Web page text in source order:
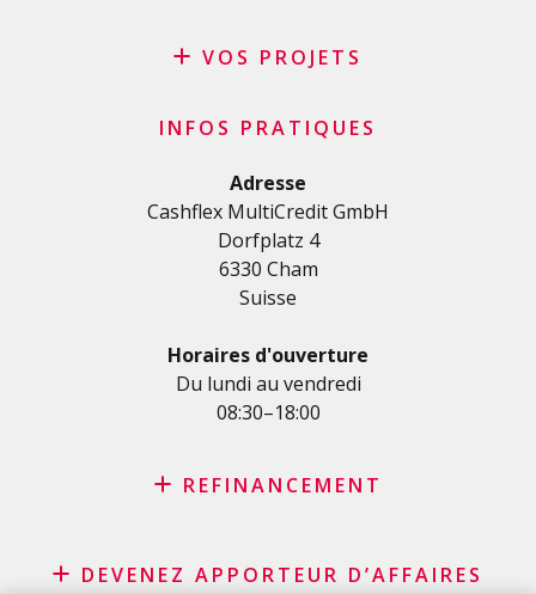
VOS PROJETS
Crédit personnel en Suisse
Crédit rénovation
Crédit véhicule
Crédit de formation
Crédit médical
Crédit personnel pour les indépendants
Crédit PME
Carte de crédit
INFOS PRATIQUES
Adresse
Cashflex MultiCredit GmbH
Dorfplatz 4
6330 Cham
Suisse
Horaires d'ouverture
Du lundi au vendredi
08:30–18:00
REFINANCEMENT
Rachat de leasing
DEVENEZ APPORTEUR D’AFFAIRES